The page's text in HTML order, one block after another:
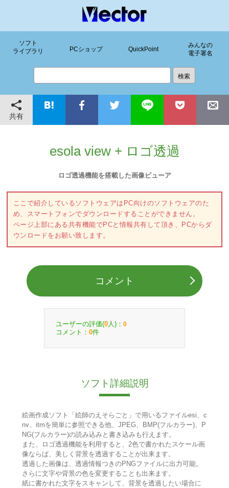
ソフト
ライブラリ
PCショップ QuickPoint
みんなの
電子署名
共有
esola view + ロゴ透過
ロゴ透過機能を搭載した画像ビューア
ここで紹介しているソフトウェアはPC向けのソフトウェアのた
め、スマートフォンでダウンロードすることができません。
ページ上部にある共有機能でPCと情報共有して頂き、PCからダ
ウンロードをお願い致します。
コメント
ユーザーの評価(0 人)： 0
コメント： 0件
ソフト詳細説明
絵画作成ソフト「絵師のえそらごと」で用いるファイルesi、c
nv、itmを簡単に参照できる他、JPEG、BMP(フルカラー)、P
NG(フルカラー)の読み込みと書き込みも行えます。
また、ロゴ透過機能を利用すると、2色で書かれたスケール画
像ならば、美しく背景を透過することが出来ます。
透過した画像は、透過情報つきのPNGファイルに出力可能。
さらに文字や背景の色を変更することも出来ます。
紙に書かれた文字をスキャンして、背景を透過したい場合に